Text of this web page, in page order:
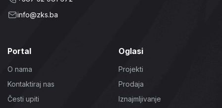
info@zks.ba
Portal
O nama
Kontaktiraj nas
Česti upiti
Oglasi
Projekti
Prodaja
Iznajmljivanje